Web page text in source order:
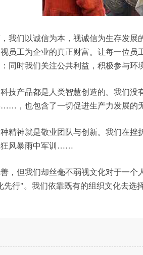
我们以诚信为本，视诚信为生存发
员工为企业的真正财富。让每一位
同时我们关注公共利益，积极参与环
技产品都是人类智慧创造的。我们
，也包含了一切促进生产力发展的
精神就是敬业团队与创新。我们在
狂风暴雨中军训……
，但我们却丝毫不弱视文化对于一
行"。我们依靠既有的组织文化去选